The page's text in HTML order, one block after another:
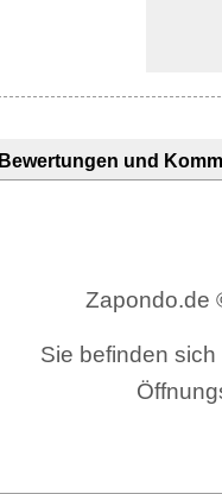
Bewertungen und
Zapondo.de
Sie befinden